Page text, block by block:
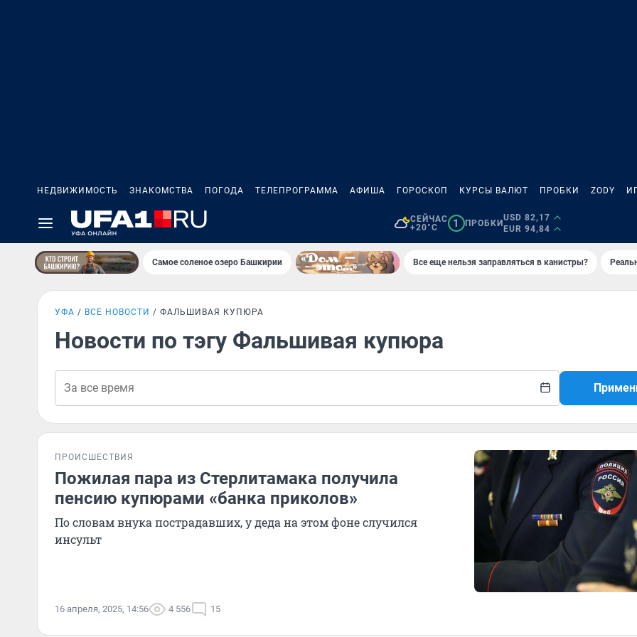
НЕДВИЖИМОСТЬ ЗНАКОМСТВА ПОГОДА ТЕЛЕПРОГРАММА АФИША ГОРОСКОП КУРСЫ ВАЛЮТ ПРОБКИ ZODY
СЕЙЧАС
+20°C
1 ПРОБКИ
USD 82,17
EUR 94,84
Самое соленое озеро Башкирии Все еще нельзя заправляться в канистры?
УФА ВСЕ НОВОСТИ ФАЛЬШИВАЯ КУПЮРА
Новости по тэгу Фальшивая купюра
ПРОИСШЕСТВИЯ
Пожилая пара из Стерлитамака получила
пенсию купюрами «банка приколов»
По словам внука пострадавших, у деда на этом фоне случился
инсульт
16 апреля, 2025, 14:56 4 556 15